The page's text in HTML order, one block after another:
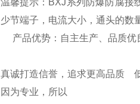
温馨提示：BXJ系列防爆防腐接
少节端子，电流大小，通头的数
产品优势：自主生产、品质优
真诚打造信誉，追求更高品质
因为专业，所以